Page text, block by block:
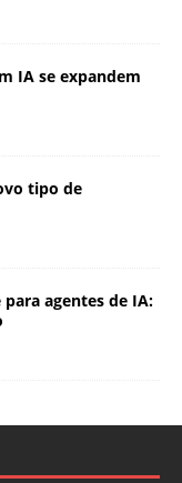
IA se expandem
tipo de
agentes de IA: